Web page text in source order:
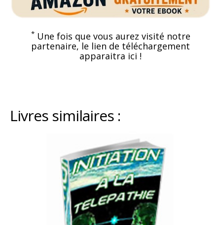
*Une fois que vous aurez visité notre
partenaire, le lien de téléchargement
apparaitra ici !
Livres similaires :